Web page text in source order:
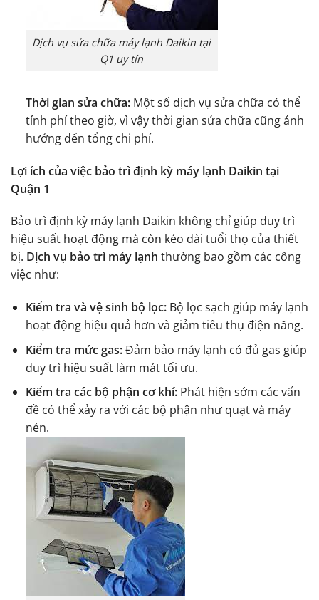
Dịch vụ sửa chữa máy lạnh Daikin tại
Q1 uy tín
Thời gian sửa chữa:Một số dịch vụ sửa chữa có thể
tính phí theo giờ, vì vậy thời gian sửa chữa cũng ảnh
hưởng đến tổng chi phí.
Lợi ích của việc bảo trì định kỳ máy lạnh Daikin tại
Quận 1
Bảo trì định kỳ máy lạnh Daikin không chỉ giúp duy trì
hiệu suất hoạt động mà còn kéo dài tuổi thọ của thiết
bị. Dịch vụ bảo trì máy lạnh thường bao gồm các công
việc như:
Kiểm tra và vệ sinh bộ lọc:Bộ lọc sạch giúp máy lạnh
hoạt động hiệu quả hơn và giảm tiêu thụ điện năng.
Kiểm tra mức gas:Đảm bảo máy lạnh có đủ gas giúp
duy trì hiệu suất làm mát tối ưu.
Kiểm tra các bộ phận cơ khí:Phát hiện sớm các vấn
đề có thể xảy ra với các bộ phận như quạt và máy
nén.